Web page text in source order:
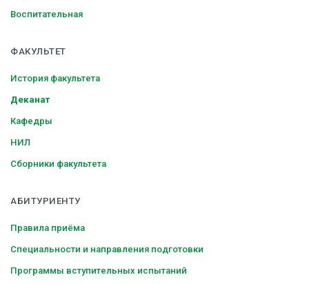
Воспитательная
ФАКУЛЬТЕТ
История факультета
Деканат
Кафедры
НИЛ
Сборники факультета
АБИТУРИЕНТУ
Правила приёма
Специальности и направления подготовки
Программы вступительных испытаний